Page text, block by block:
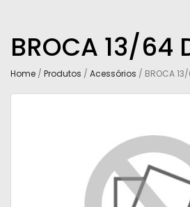
BROCA 13/64
Home / Produtos / Acessórios / BROCA